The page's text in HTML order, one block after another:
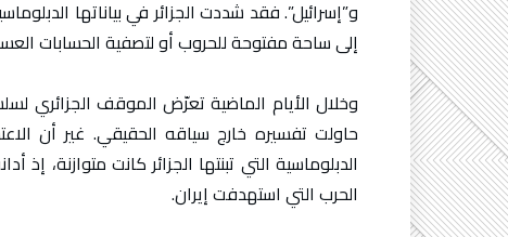
و”إسرائيل”. فقد شددت الجزائر في بياناتها
إلى ساحة مفتوحة للحروب أو لتصفية الحسابات
وخلال الأيام الماضية تعرّض الموقف الجزائري
حاولت تفسيره خارج سياقه الحقيقي. غير أن
الدبلوماسية التي تبنتها الجزائر كانت متوازنة،
الحرب التي استهدفت إيران.